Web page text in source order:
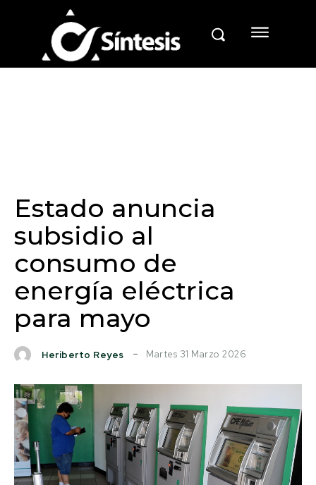
Estado anuncia
subsidio al
consumo de
energía eléctrica
para mayo
Heriberto Reyes Martes 31 Marzo 2026